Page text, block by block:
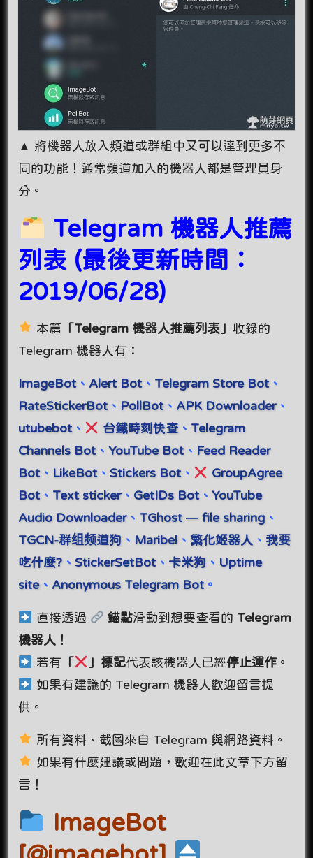
▲ 將機器人放入頻道或群組中又可以達到更多不
同的功能！通常頻道加入的機器人都是管理員身
分。
Telegram 機器人推薦
列表 (最後更新時間：
2019/06/28)
本篇 「Telegram 機器人推薦列表」 收錄的
Telegram 機器人有：
ImageBot 、 Alert Bot 、 Telegram Store Bot 、
RateStickerBot 、 PollBot 、 APK Downloader、
utubebot 、 台鐵時刻快查、 Telegram
Channels Bot 、YouTube Bot 、 Feed Reader
Bot 、 LikeBot 、 Stickers Bot 、
GroupAgree
Bot 、 Text sticker、 GetIDs Bot 、YouTube
Audio Downloader、 TGhost — file sharing 、
TGCN-群组频道狗 、 Maribel 、繁化姬器人 、 我要
吃什麼? 、 StickerSetBot 、 卡米狗 、 Uptime
site、 Anonymous Telegram Bot 。
直接透過 錨點滑動到想要查看的 Telegram
機器人 ！
若有 「 」標記代表該機器人已經停止運作 。
如果有建議的 Telegram 機器人歡迎留言提
供。
所有資料、截圖來自 Telegram 與網路資料。
如果有什麼建議或問題，歡迎在此文章下方留
言！
ImageBot
[@imagebot]